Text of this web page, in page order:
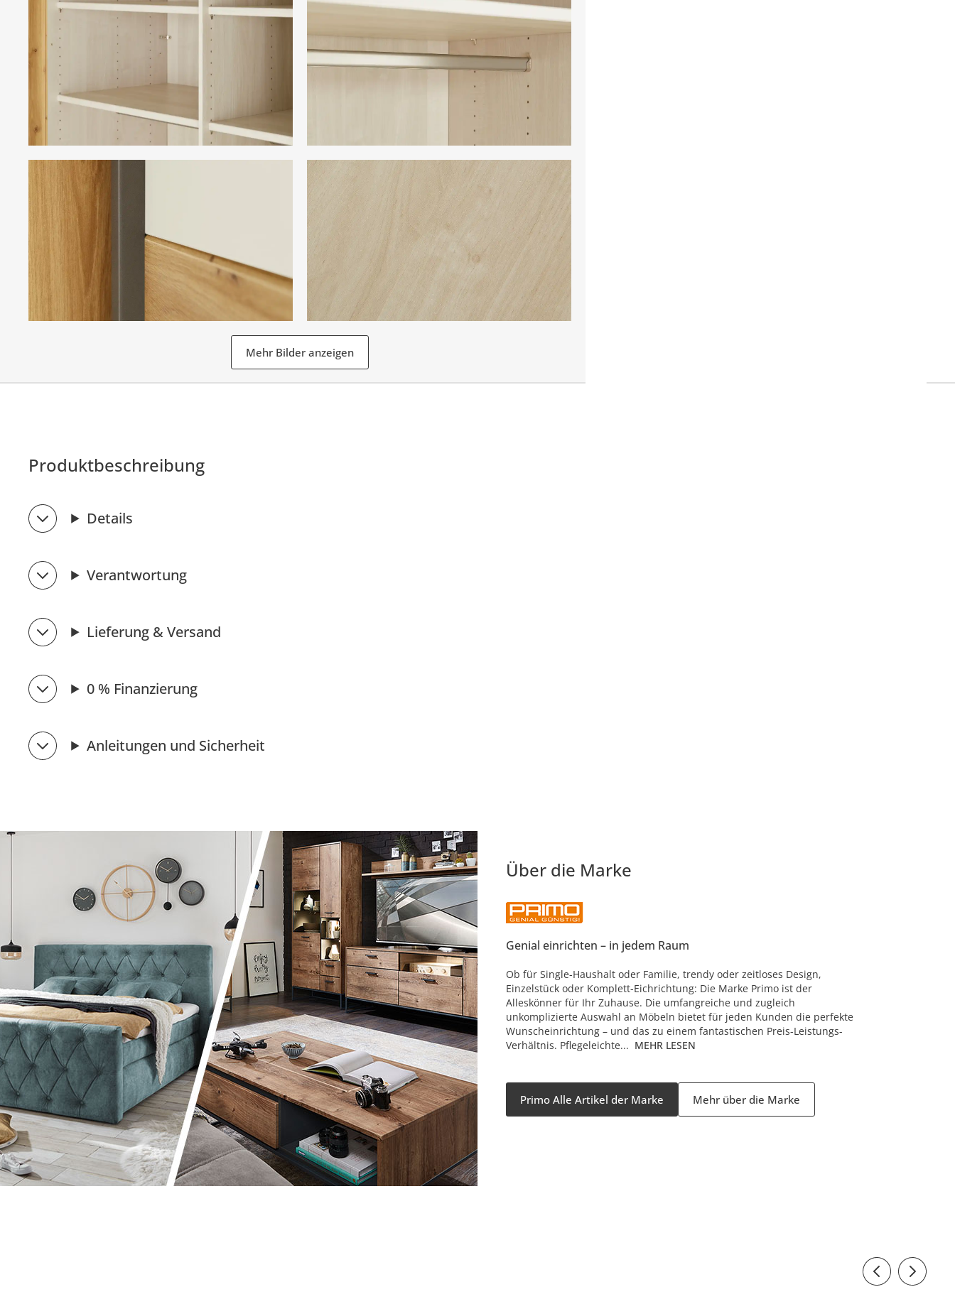
Mehr Bilder anzeigen
Produktbeschreibung
Details
Verantwortung
Lieferung & Versand
0 % Finanzierung
Anleitungen und Sicherheit
Über die Marke
Genial einrichten – in jedem Raum
Ob für Single-Haushalt oder Familie, trendy oder zeitloses Design,
Einzelstück oder Komplett-Eichrichtung: Die Marke Primo ist der
Alleskönner für Ihr Zuhause. Die umfangreiche und zugleich
unkomplizierte Auswahl an Möbeln bietet für jeden Kunden die perfekte
Wunscheinrichtung – und das zu einem fantastischen Preis-Leistungs-
Verhältnis. Pflegeleichte... MEHR LESEN
Primo Alle Artikel der Marke Mehr über die Marke